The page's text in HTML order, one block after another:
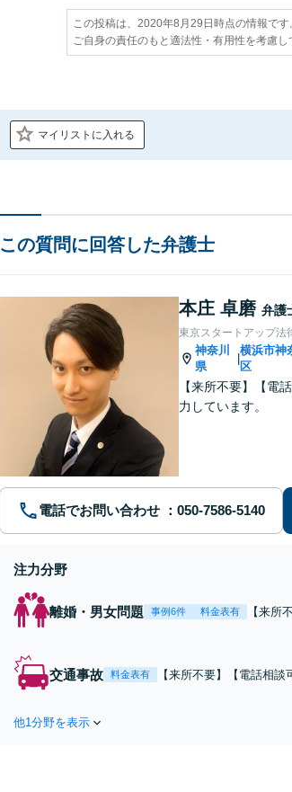
この投稿は、2020年8月29日時点の情報です
ご自身の責任のもと適法性・有用性を考慮
マイリストに入れる
この質問に回答した弁護士
本庄 卓磨 弁護
東京スタートアップ法
神奈川
県
横浜市神
区
【来所不要】【電
力しています。
電話でお問い合わせ
注力分野
離婚・男女問題 事例6件 料金表有
【来所
交通事故 料金表有
【来所不要】【電話相
他1分野を表示